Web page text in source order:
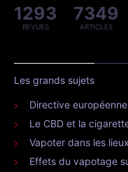
1293
REVUES
7349
ARTICLES
Les grands sujets
Directive
Le CBD et la
Vapoter dans les
Effets du vapotage